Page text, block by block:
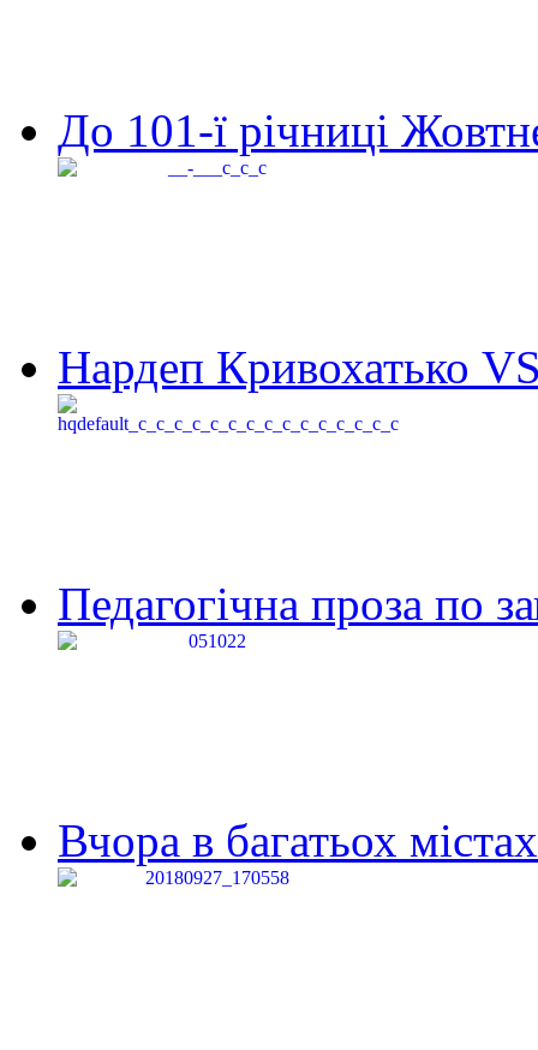
До 101-ї річниці
Нардеп Кривохатько
Педагогічна проза по
Вчора в багатьох